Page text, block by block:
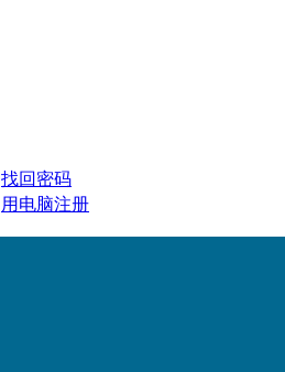
找回密码
用电脑注册